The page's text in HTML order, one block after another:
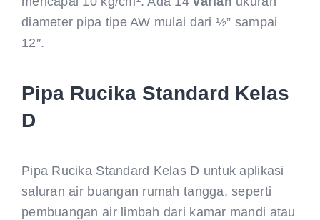
diameter pipa tipe AW mulai dari ½” sampai
12″.
Pipa Rucika Standard Kelas
D
Pipa Rucika Standard Kelas D untuk aplikasi
saluran air buangan rumah tangga, seperti
pembuangan air limbah dari kamar mandi atau